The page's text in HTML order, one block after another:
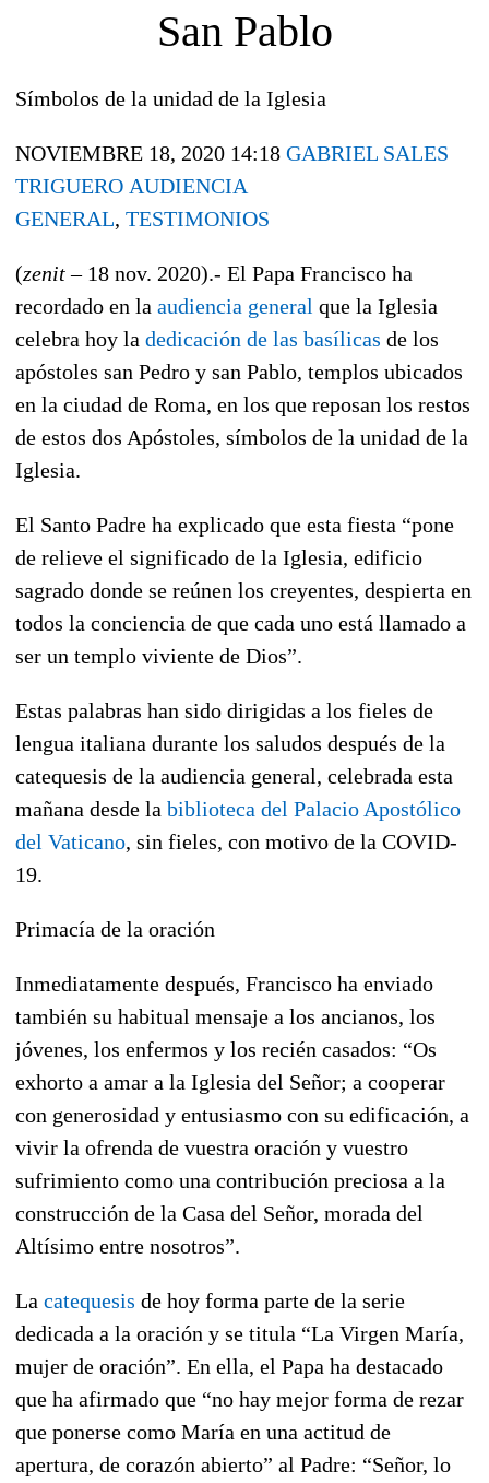
San Pablo
Símbolos de la unidad de la Iglesia
NOVIEMBRE 18, 2020 14:18 GABRIEL SALES
TRIGUERO AUDIENCIA
GENERAL, TESTIMONIOS
(zenit– 18 nov. 2020).- El Papa Francisco ha
recordado en la audiencia general que la Iglesia
celebra hoy la dedicación de las basílicas de los
apóstoles san Pedro y san Pablo, templos ubicados
en la ciudad de Roma, en los que reposan los restos
de estos dos Apóstoles, símbolos de la unidad de la
Iglesia.
El Santo Padre ha explicado que esta fiesta “pone
de relieve el significado de la Iglesia, edificio
sagrado donde se reúnen los creyentes, despierta en
todos la conciencia de que cada uno está llamado a
ser un templo viviente de Dios”.
Estas palabras han sido dirigidas a los fieles de
lengua italiana durante los saludos después de la
catequesis de la audiencia general, celebrada esta
mañana desde la biblioteca del Palacio Apostólico
del Vaticano, sin fieles, con motivo de la COVID-
19.
Primacía de la oración
Inmediatamente después, Francisco ha enviado
también su habitual mensaje a los ancianos, los
jóvenes, los enfermos y los recién casados: “Os
exhorto a amar a la Iglesia del Señor; a cooperar
con generosidad y entusiasmo con su edificación, a
vivir la ofrenda de vuestra oración y vuestro
sufrimiento como una contribución preciosa a la
construcción de la Casa del Señor, morada del
Altísimo entre nosotros”.
La catequesis de hoy forma parte de la serie
dedicada a la oración y se titula “La Virgen María,
mujer de oración”. En ella, el Papa ha destacado
que ha afirmado que “no hay mejor forma de rezar
que ponerse como María en una actitud de
apertura, de corazón abierto” al Padre: “Señor, lo